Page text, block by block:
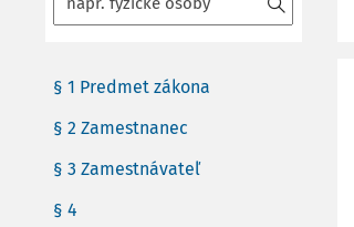
§ 1 Predmet zákona
§ 2 Zamestnanec
§ 3 Zamestnávateľ
§ 4